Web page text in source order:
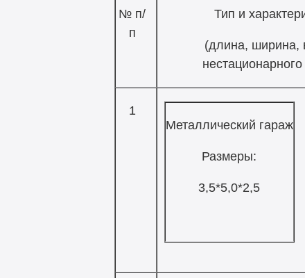
№ п/
п
Тип и
(длина, ширина,
нестационарного
1
Металлический гараж
Размеры:
3,5*5,0*2,5